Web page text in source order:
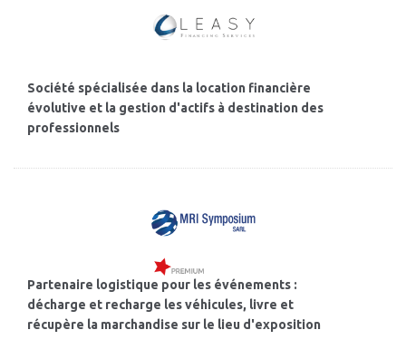
Société spécialisée dans la location financière
évolutive et la gestion d'actifs à destination des
professionnels
Partenaire logistique pour les événements :
décharge et recharge les véhicules, livre et
récupère la marchandise sur le lieu d'exposition